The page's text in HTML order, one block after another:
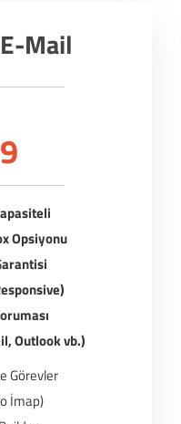
Mail
Opsiyonu
Outlook vb.)
Görevler
İmap)